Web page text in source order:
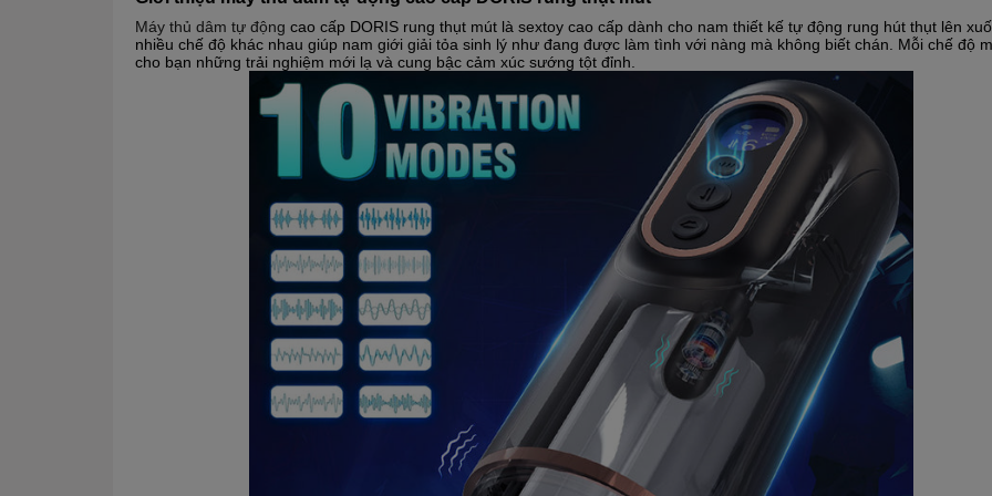
Máy thủ dâm tự động cao cấp DORIS rung thụt mút là sextoy cao cấp dành cho nam thiết kế tự động rung hút thụt lên
nhiều chế độ khác nhau giúp nam giới giải tỏa sinh lý như đang được làm tình với nàng mà không biết chán. Mỗi chế độ
cho bạn những trải nghiệm mới lạ và cung bậc cảm xúc sướng tột đỉnh.